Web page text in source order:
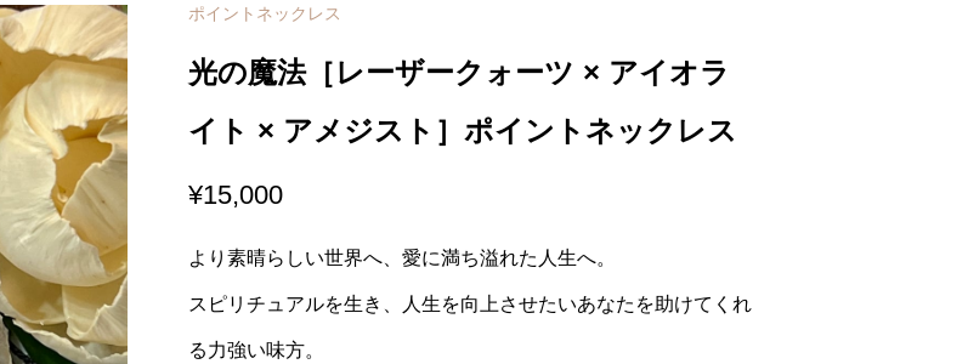
ポイントネックレス
光の魔法［レーザークォーツ × アイオラ
イト × アメジスト］ポイントネックレス
¥15,000
より素晴らしい世界へ、愛に満ち溢れた人生へ。
スピリチュアルを生き、人生を向上させたいあなたを助けてくれ
る力強い味方。